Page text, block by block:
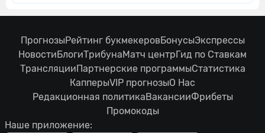
ПрогнозыРейтинг букмекеровБонусыЭкспрессы
НовостиБлогиТрибунаМатч центрГид по Ставкам
ТрансляцииПартнерские программыСтатистика
КапперыVIP прогнозыО Нас
Редакционная политикаВакансииФрибеты
Промокоды
Наше приложение: